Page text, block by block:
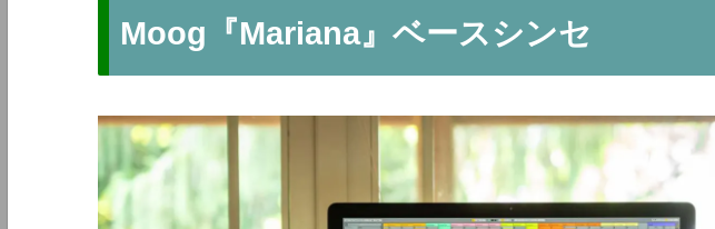
Moog『Mariana』ベースシンセ